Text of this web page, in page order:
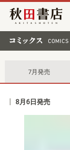
秋田書店
7月発売
8月6日発売